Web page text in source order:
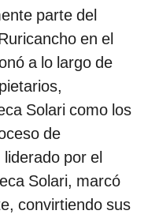
parte del
en el
a lo largo de
Solari como los
de
por el
Solari, marcó
convirtiendo sus